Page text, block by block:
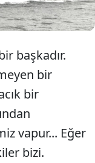
başkadır.
bir
bir
vapur... Eğer
bizi.